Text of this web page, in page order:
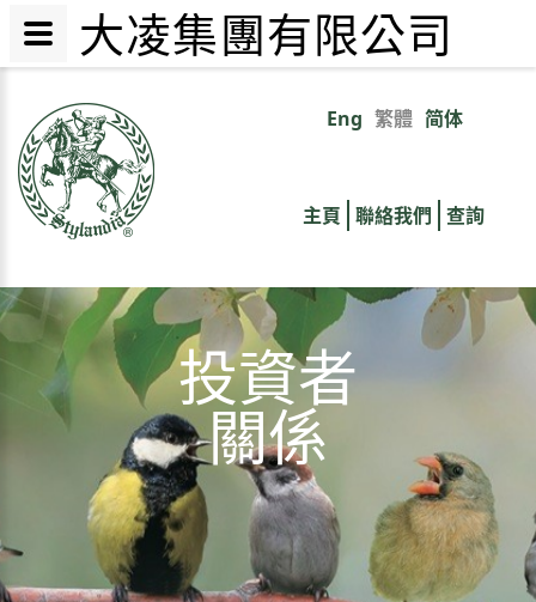
內
Eng 繁體 简体
links
主頁 聯絡我們 查詢
投資者
關係
大凌集團有限公司